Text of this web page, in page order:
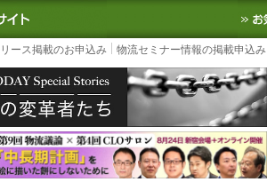
最大の物流ニュースサイト3PL, SCMなど国内外
ース掲載のお申込み 物流セミナー情報の掲載申込み